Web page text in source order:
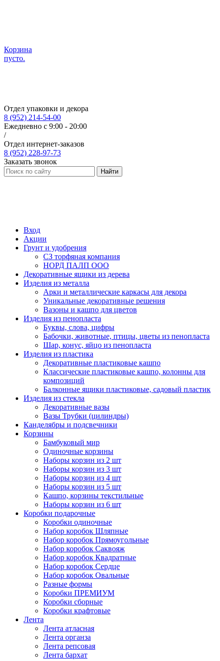
Корзина
пусто.
Отдел упаковки и декора
8 (952) 214-54-00
Ежедневно с 9:00 - 20:00
/
Отдел интернет-заказов
8 (952) 228-97-73
Заказать звонок
Найти
Вход
Акции
Грунт и удобрения
СЗ торфяная компания
НОРД ПАЛП ООО
Декоративные ящики из дерева
Изделия из металла
Арки и металлические каркасы для декора
Уникальные декоративные решения
Вазоны и кашпо для цветов
Изделия из пенопласта
Буквы, слова, цифры
Бабочки, животные, птицы, цветы из пенопласта
Шар, конус, яйцо из пенопласта
Изделия из пластика
Декоративные пластиковые кашпо
Классические пластиковые кашпо, колонны для
композиций
Балконные ящики пластиковые, садовый пластик
Изделия из стекла
Декоративные вазы
Вазы Трубки (цилиндры)
Канделябры и подсвечники
Корзины
Бамбуковый мир
Одиночные корзины
Наборы корзин из 2 шт
Наборы корзин из 3 шт
Наборы корзин из 4 шт
Наборы корзин из 5 шт
Кашпо, корзины текстильные
Наборы корзин из 6 шт
Коробки подарочные
Коробки одиночные
Набор коробок Шляпные
Набор коробок Прямоугольные
Набор коробок Саквояж
Набор коробок Квадратные
Набор коробок Сердце
Набор коробок Овальные
Разные формы
Коробки ПРЕМИУМ
Коробки сборные
Коробки крафтовые
Лента
Лента атласная
Лента органза
Лента репсовая
Лента бархат